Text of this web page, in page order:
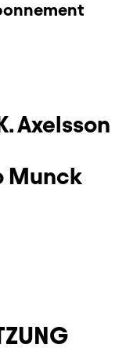
Axelsson
Munck